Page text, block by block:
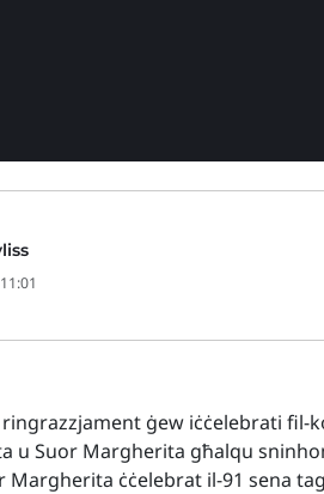
ġew iċċelebrati fil-
u Suor Margherita għalqu
Margherita ċċelebrat il-91 sena